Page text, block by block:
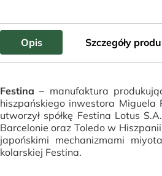
Opis Szczegóły
Festina – manufaktura
hiszpańskiego inwestora Miguela
utworzył spółkę Festina Lotus
Barcelonie oraz Toledo w
japońskimi mechanizmami
kolarskiej Festina.